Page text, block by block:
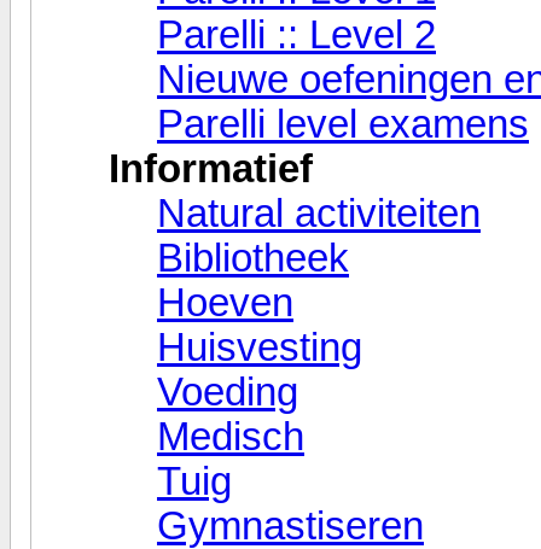
Parelli :: Level 2
Nieuwe oefeningen
Parelli level examens
Informatief
Natural activiteiten
Bibliotheek
Hoeven
Huisvesting
Voeding
Medisch
Tuig
Gymnastiseren